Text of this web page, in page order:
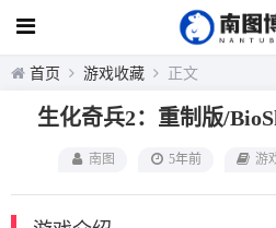
首页 游戏收藏 正文
生化奇兵2：重制版/
南图 5年前 游